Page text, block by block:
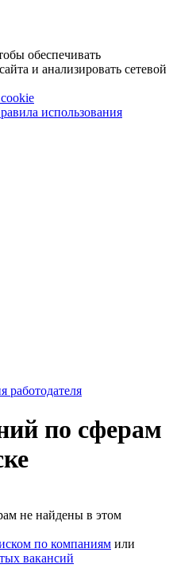
обеспечивать
и анализировать сетевой
использования
работодателя
по сферам
не найдены в этом
по компаниям или
вакансий